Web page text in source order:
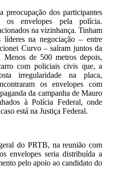
preocupação dos participantes
envelopes pela polícia.
na vizinhança. Tinham
na negociação – entre
Curvo – saíram juntos da
de 500 metros depois,
com policiais civis que, a
irregularidade na placa,
os envelopes com
da campanha de Mauro
à Polícia Federal, onde
está na Justiça Federal.
do PRTB, na reunião com
envelopes seria distribuída a
pelo apoio ao candidato do